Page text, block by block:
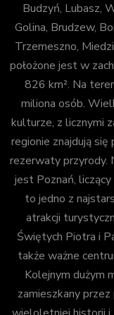
Budzyń, Lubasz,
Golina, Brudzew,
Trzemeszno,
położone jest w
826 km². Na
miliona osób.
kulturze, z licznymi
regionie znajdują się
rezerwaty przyrody.
jest Poznań,
to jedno z
atrakcji
Świętych Piotra i
także ważne
Kolejnym dużym
zamieszkany